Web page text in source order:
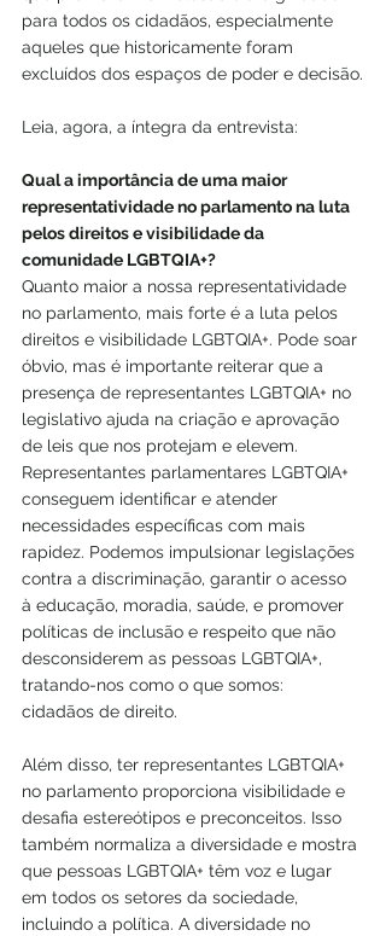
para todos os cidadãos, especialmente
aqueles que historicamente foram
excluídos dos espaços de poder e decisão.
Leia, agora, a íntegra da entrevista:
Qual a importância de uma maior
representatividade no parlamento na luta
pelos direitos e visibilidade da
comunidade LGBTQIA+?
Quanto maior a nossa representatividade
no parlamento, mais forte é a luta pelos
direitos e visibilidade LGBTQIA+. Pode soar
óbvio, mas é importante reiterar que a
presença de representantes LGBTQIA+ no
legislativo ajuda na criação e aprovação
de leis que nos protejam e elevem.
Representantes parlamentares LGBTQIA+
conseguem identificar e atender
necessidades específicas com mais
rapidez. Podemos impulsionar legislações
contra a discriminação, garantir o acesso
à educação, moradia, saúde, e promover
políticas de inclusão e respeito que não
desconsiderem as pessoas LGBTQIA+,
tratando-nos como o que somos:
cidadãos de direito.
Além disso, ter representantes LGBTQIA+
no parlamento proporciona visibilidade e
desafia estereótipos e preconceitos. Isso
também normaliza a diversidade e mostra
que pessoas LGBTQIA+ têm voz e lugar
em todos os setores da sociedade,
incluindo a política. A diversidade no